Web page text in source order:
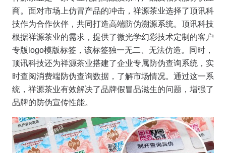
商。面对市场上仿冒产品的冲击，祥源茶业选择了顶讯科
技作为合作伙伴，共同打造高端防伪溯源系统。顶讯科技
根据祥源茶业的需求，提供了微光学幻彩技术定制的客户
专版logo模版标签，该标签独一无二、无法仿造。同时，
顶讯科技还为祥源茶业搭建了企业专属防伪查询系统，实
时查阅消费端防伪查询数据，了解市场情况。通过这一系
统，祥源茶业有效解决了品牌假冒品滋生的问题，增强了
品牌的防伪宣传性能。